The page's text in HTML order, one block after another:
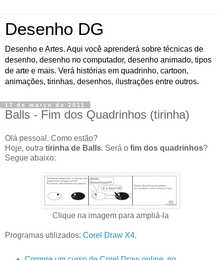
Desenho DG
Desenho e Artes. Aqui você aprenderá sobre técnicas de
desenho, desenho no computador, desenho animado, tipos
de arte e mais. Verá histórias em quadrinho, cartoon,
animações, tirinhas, desenhos, ilustrações entre outros.
17 de março de 2011
Balls - Fim dos Quadrinhos (tirinha)
Olá pessoal. Como estão?
Hoje, outra tirinha de Balls. Será o fim dos quadrinhos?
Segue abaixo:
Clique na imagem para ampliá-la
Programas utilizados: Corel Draw X4.